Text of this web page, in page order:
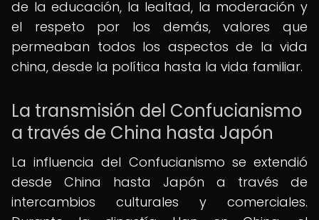
de la educación, la lealtad, la moderación y
el respeto por los demás, valores que
permeaban todos los aspectos de la vida
china, desde la política hasta la vida familiar.
La transmisión del Confucianismo
a través de China hasta Japón
La influencia del Confucianismo se extendió
desde China hasta Japón a través de
intercambios culturales y comerciales.